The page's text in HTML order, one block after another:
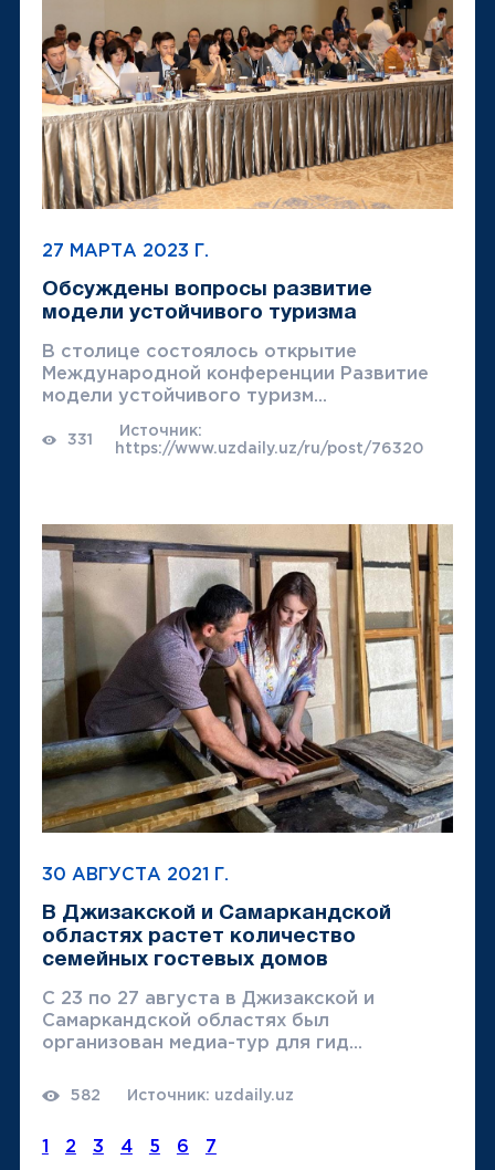
27 МАРТА 2023 Г.
Обсуждены вопросы развитие
модели устойчивого туризма
В столице состоялось открытие
Международной конференции Развитие
модели устойчивого туризм...
331
Источник:
https://www.uzdaily.uz/ru/post/76320
30 АВГУСТА 2021 Г.
В Джизакской и Самаркандской
областях растет количество
семейных гостевых домов
С 23 по 27 августа в Джизакской и
Самаркандской областях был
организован медиа-тур для гид...
582 Источник: uzdaily.uz
1 2 3 4 5 6 7